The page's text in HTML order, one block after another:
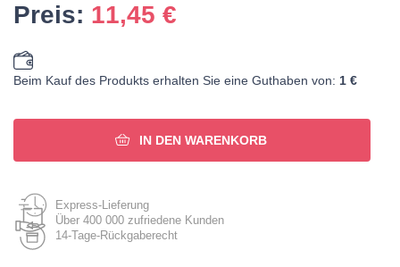
Preis: 11,45 €
Beim Kauf des Produkts erhalten Sie eine Guthaben von: 1 €
IN DEN WARENKORB
Express-Lieferung
Über 400 000 zufriedene Kunden
14-Tage-Rückgaberecht